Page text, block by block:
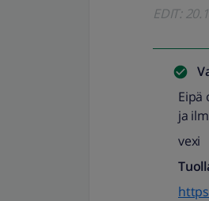
EDIT:
Eipä
ja
vexi